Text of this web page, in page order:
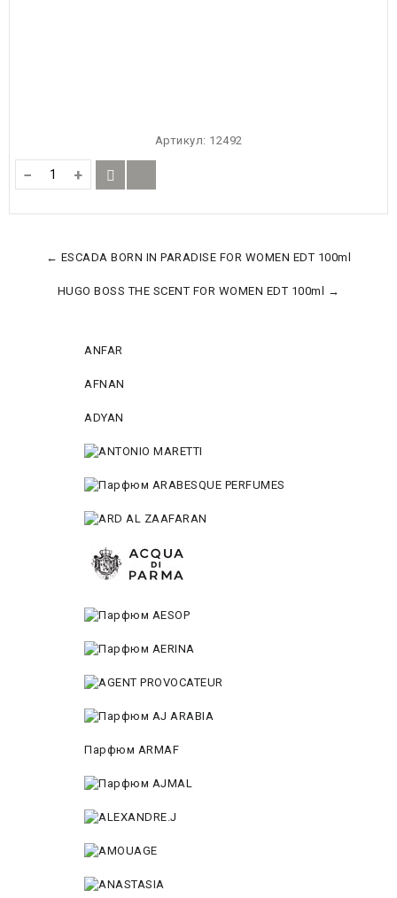
Артикул: 12492
− +
← ESCADA BORN IN PARADISE FOR WOMEN EDT 100ml
HUGO BOSS THE SCENT FOR WOMEN EDT 100ml →
ANFAR
AFNAN
ADYAN
Парфюм ARMAF